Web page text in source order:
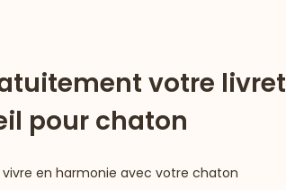
votre livret
pour chaton
vivre en harmonie avec votre chaton